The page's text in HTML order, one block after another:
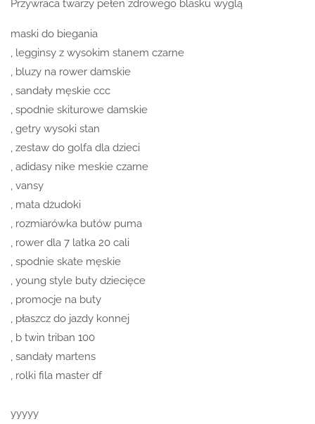
Przywraca twarzy pełen zdrowego blasku wyglą
maski do biegania
, legginsy z wysokim stanem czarne
, bluzy na rower damskie
, sandały męskie ccc
, spodnie skiturowe damskie
, getry wysoki stan
, zestaw do golfa dla dzieci
, adidasy nike meskie czarne
, vansy
, mata dżudoki
, rozmiarówka butów puma
, rower dla 7 latka 20 cali
, spodnie skate męskie
, young style buty dziecięce
, promocje na buty
, płaszcz do jazdy konnej
, b twin triban 100
, sandały martens
, rolki fila master df
yyyyy